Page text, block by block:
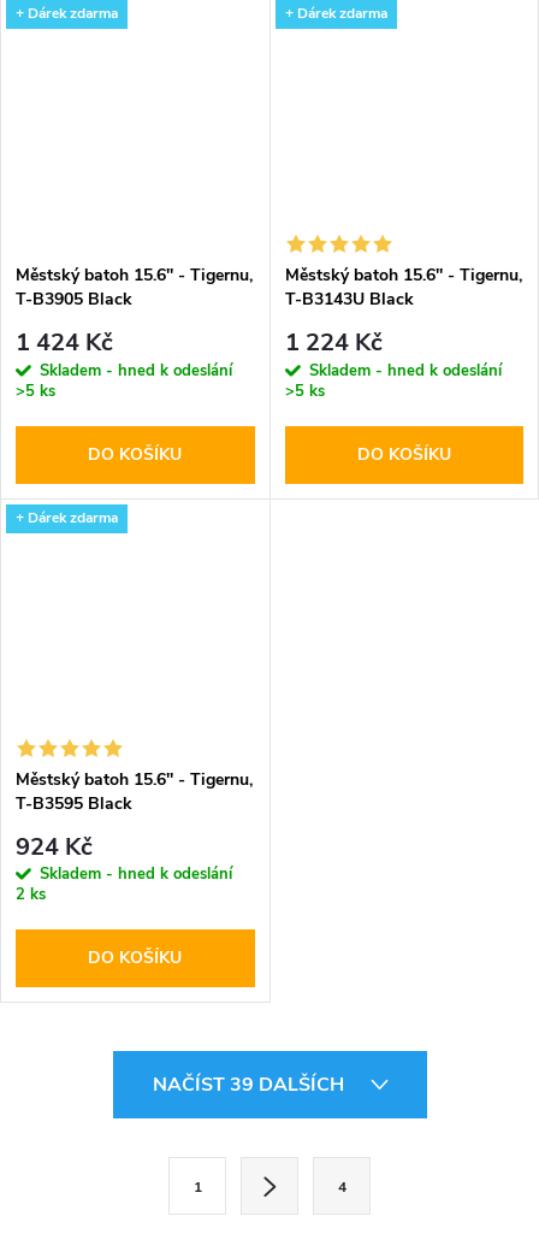
+ Dárek zdarma
Městský batoh 15.6'' - Tigernu,
T-B3905 Black
1 424 Kč
Skladem - hned k odeslání
>5 ks
DO KOŠÍKU
+ Dárek zdarma
Městský batoh 15.6'' - Tigernu,
T-B3143U Black
1 224 Kč
Skladem - hned k odeslání
>5 ks
DO KOŠÍKU
+ Dárek zdarma
Městský batoh 15.6'' - Tigernu,
T-B3595 Black
924 Kč
Skladem - hned k odeslání
2 ks
DO KOŠÍKU
NAČÍST 39 DALŠÍCH
1 4